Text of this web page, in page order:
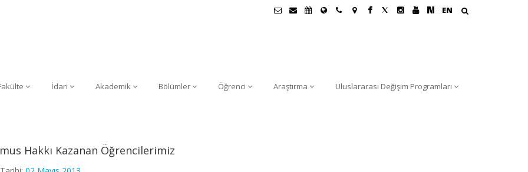
EN
İdari Akademik Bölümler Öğrenci Araştırma Uluslararası Değişim Programları
Hakkı Kazanan Öğrencilerimiz